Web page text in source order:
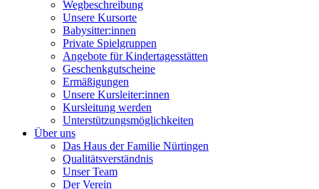
Wegbeschreibung
Unsere Kursorte
Babysitter:innen
Private Spielgruppen
Angebote für Kindertagesstätten
Geschenkgutscheine
Ermäßigungen
Unsere Kursleiter:innen
Kursleitung werden
Unterstützungsmöglichkeiten
Über uns
Das Haus der Familie Nürtingen
Qualitätsverständnis
Unser Team
Der Verein